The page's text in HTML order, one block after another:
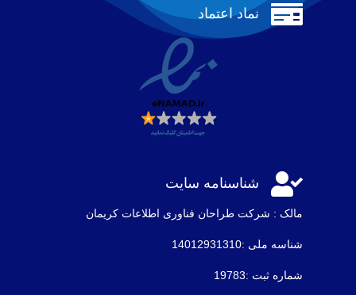
 نماد اعتماد
 شناسنامه سایت
مالک : شرکت طراحان فناوری اطلاعات كريمان
شناسه ملی :14012931310
شماره ثبت :19783